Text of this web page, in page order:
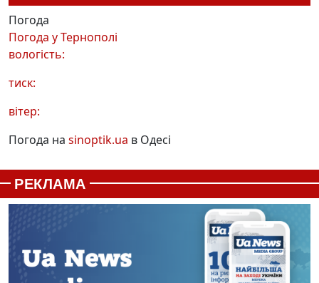
Погода
Погода уТернополі
вологість:
тиск:
вітер:
Погода на sinoptik.ua в Одесі
РЕКЛАМА